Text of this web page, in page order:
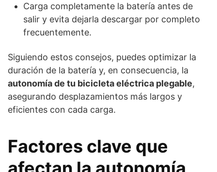
Carga completamente la batería antes de
salir y evita dejarla descargar por completo
frecuentemente.
Siguiendo estos consejos, puedes optimizar la
duración de la batería y, en consecuencia, la
autonomía de tu bicicleta eléctrica plegable,
asegurando desplazamientos más largos y
eficientes con cada carga.
Factores clave que